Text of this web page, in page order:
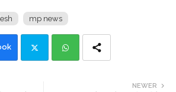
mp news
NEWER